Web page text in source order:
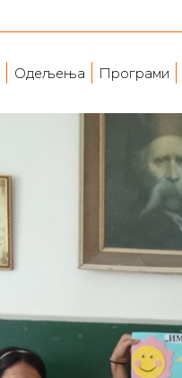
Одељења Програми